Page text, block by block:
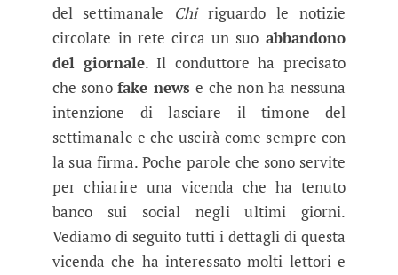
del settimanale Chiriguardo le notizie
circolate in rete circa un suo abbandono
del giornale. Il conduttore ha precisato
che sonofake news e che non ha nessuna
intenzione di lasciare il timone del
settimanale e che uscirà come sempre con
la sua firma. Poche parole che sono servite
per chiarire una vicenda che ha tenuto
banco sui social negli ultimi giorni.
Vediamo di seguito tutti i dettagli di questa
vicenda che ha interessato molti lettori e